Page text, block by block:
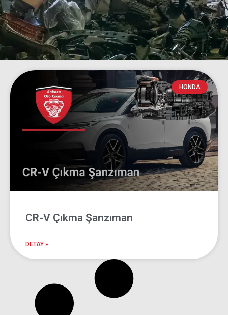
CR-V Çıkma
Şanzıman
Ankara Oto Çıkma
HONDA
CR-V Çıkma Şanzıman
DETAY »